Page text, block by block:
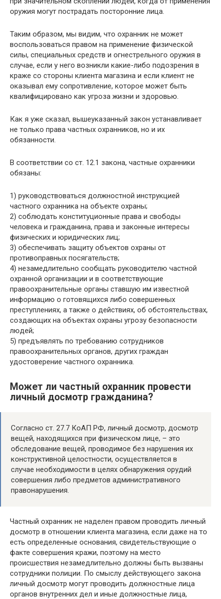
оружия могут пострадать посторонние лица.
Таким образом, мы видим, что охранник не может
воспользоваться правом на применение физической
силы, специальных средств и огнестрельного оружия в
случае, если у него возникли какие-либо подозрения в
краже со стороны клиента магазина и если клиент не
оказывал ему сопротивление, которое может быть
квалифицировано как угроза жизни и здоровью.
Как я уже сказал, вышеуказанный закон устанавливает
не только права частных охранников, но и их
обязанности.
В соответствии со ст. 12.1 закона, частные охранники
обязаны:
1) руководствоваться должностной инструкцией
частного охранника на объекте охраны;
2) соблюдать конституционные права и свободы
человека и гражданина, права и законные интересы
физических и юридических лиц;
3) обеспечивать защиту объектов охраны от
противоправных посягательств;
4) незамедлительно сообщать руководителю частной
охранной организации и в соответствующие
правоохранительные органы ставшую им известной
информацию о готовящихся либо совершенных
преступлениях, а также о действиях, об обстоятельствах,
создающих на объектах охраны угрозу безопасности
людей;
5) предъявлять по требованию сотрудников
правоохранительных органов, других граждан
удостоверение частного охранника.
Может ли частный охранник провести
личный досмотр гражданина?
Согласно ст. 27.7 КоАП РФ, личный досмотр, досмотр
вещей, находящихся при физическом лице, – это
обследование вещей, проводимое без нарушения их
конструктивной целостности, осуществляется в
случае необходимости в целях обнаружения орудий
совершения либо предметов административного
правонарушения.
Частный охранник не наделен правом проводить личный
досмотр в отношении клиента магазина, если даже на то
есть определенные основания, свидетельствующие о
факте совершения кражи, поэтому на место
происшествия незамедлительно должны быть вызваны
сотрудники полиции. По смыслу действующего закона
личный досмотр могут проводить должностные лица
органов внутренних дел и иные должностные лица,